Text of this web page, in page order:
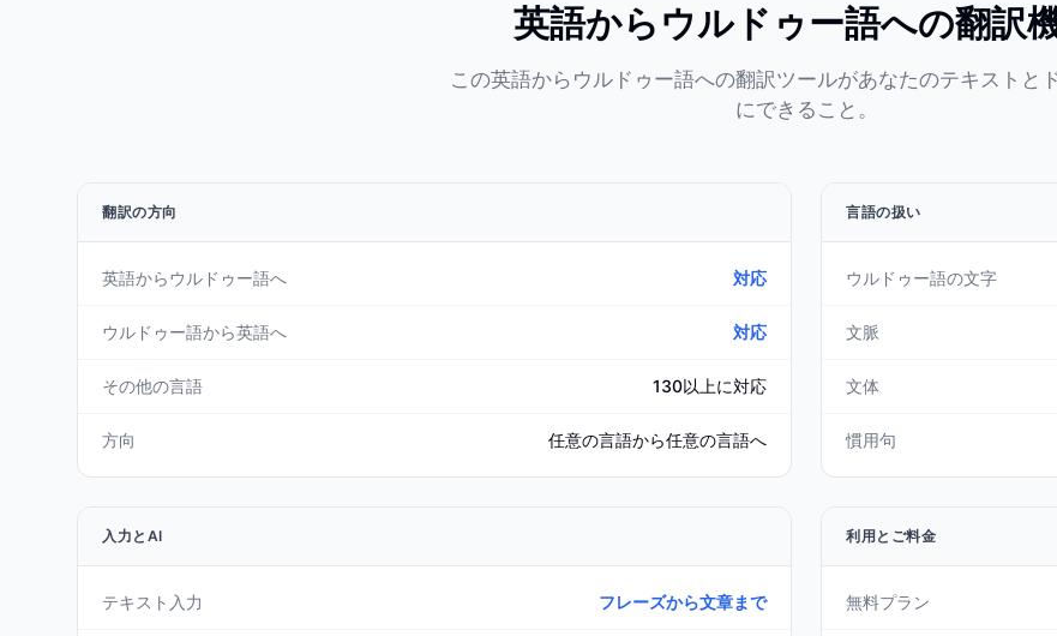
英語からウルドゥー語への翻訳
この英語からウルドゥー語への翻訳ツールがあなたのテキストと
にできること。
翻訳の方向
英語からウルドゥー語へ 対応
ウルドゥー語から英語へ 対応
その他の言語 130以上に対応
方向 任意の言語から任意の言語へ
言語の扱い
ウルドゥー語の文字
文脈
文体
慣用句
入力とAI
テキスト入力 フレーズから文章まで
利用とご料金
無料プラン